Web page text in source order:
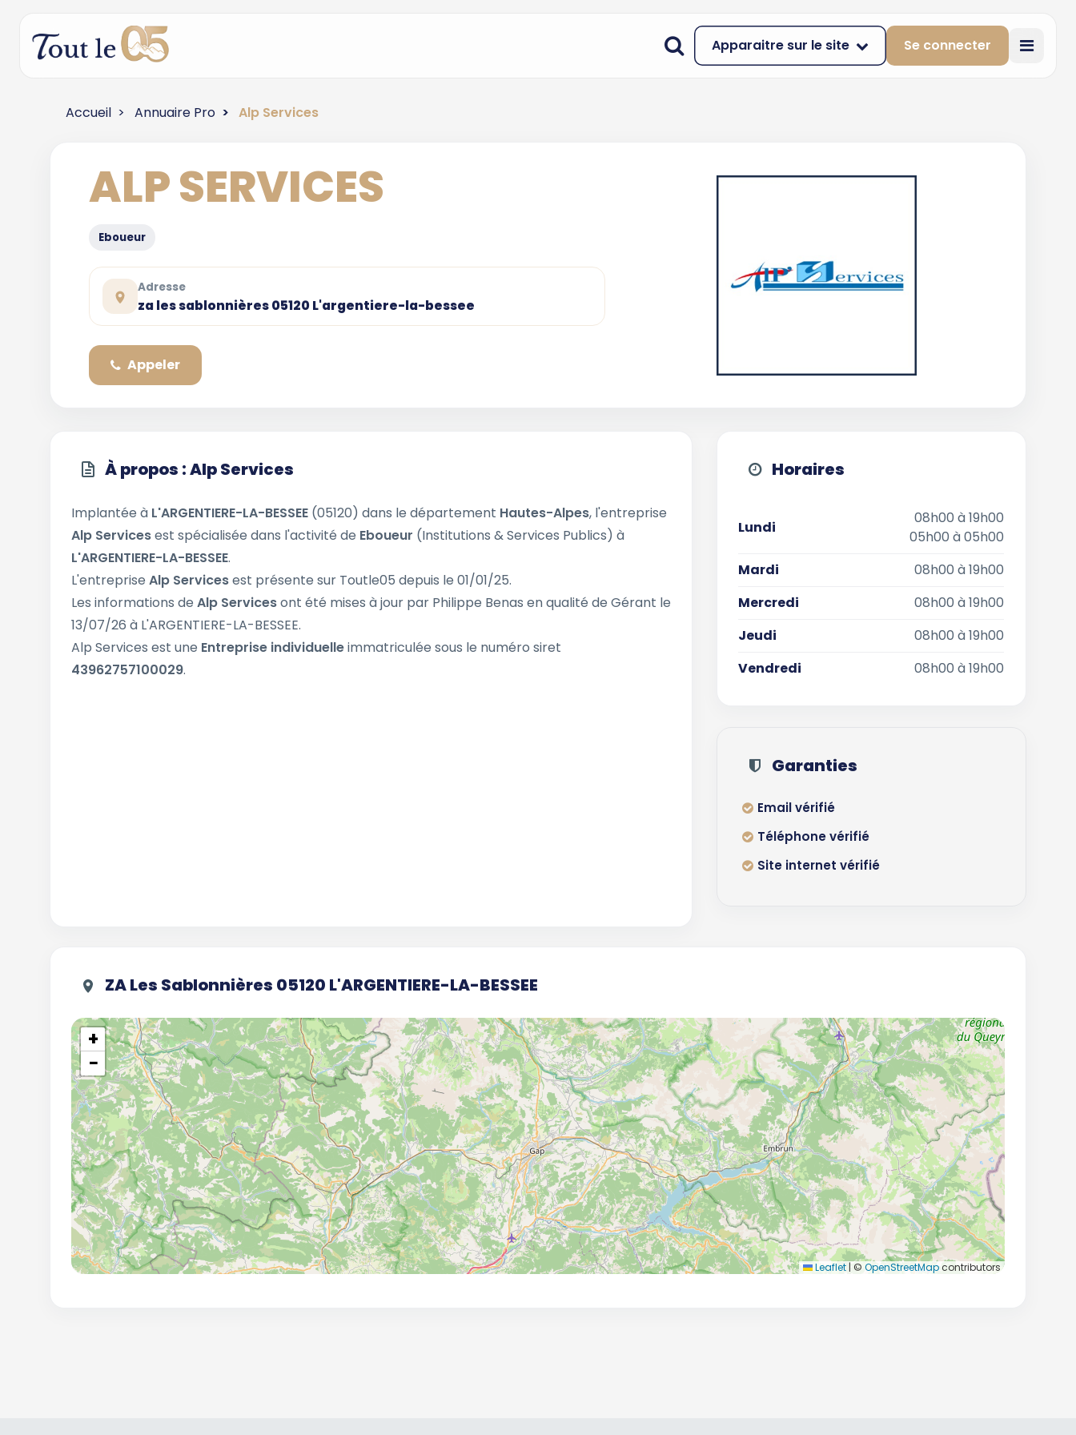
Apparaitre sur le site Se connecter
Accueil Annuaire Pro Alp Services
ALP SERVICES
Eboueur
Adresse
za les sablonnières 05120 L'argentiere-la-bessee
Appeler
À propos : Alp Services
Implantée à L'ARGENTIERE-LA-BESSEE (05120) dans le département Hautes-Alpes, l'entreprise
Alp Servicesest spécialisée dans l'activité de Eboueur (Institutions & Services Publics) à
L'ARGENTIERE-LA-BESSEE.
L'entreprise Alp Servicesest présente sur Toutle05 depuis le 01/01/25.
Les informations de Alp Servicesont été mises à jour par Philippe Benas en qualité de Gérant le
13/07/26 à L'ARGENTIERE-LA-BESSEE.
Alp Services est une Entreprise individuelleimmatriculée sous le numéro siret
43962757100029.
Horaires
Lundi
08h00 à 19h00
05h00 à 05h00
Mardi
08h00 à 19h00
Mercredi
08h00 à 19h00
Jeudi
08h00 à 19h00
Vendredi
08h00 à 19h00
Garanties
Email vérifié
Téléphone vérifié
Site internet vérifié
ZA Les Sablonnières 05120 L'ARGENTIERE-LA-BESSEE
+
−
Leaflet | © OpenStreetMapcontributors